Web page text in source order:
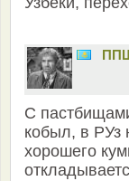
С
кобыл, в РУз
хорошего